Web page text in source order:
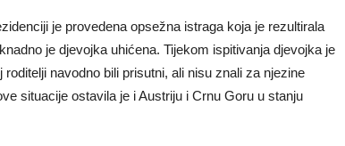
je provedena opsežna istraga koja je rezultirala
je djevojka uhićena. Tijekom ispitivanja djevojka je
navodno bili prisutni, ali nisu znali za njezine
situacije ostavila je i Austriju i Crnu Goru u stanju